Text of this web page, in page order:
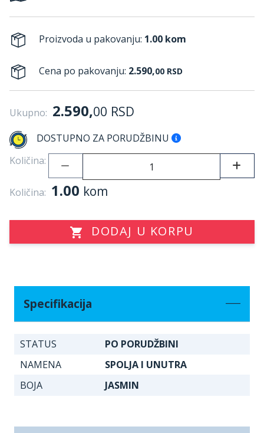
Proizvoda u pakovanju: 1.00 kom
Cena po pakovanju: 2.590,00 RSD
Ukupno: 2.590,00 RSD
DOSTUPNO ZA PORUDŽBINU
Količina:
Količina: 1.00 kom
DODAJ U KORPU
Specifikacija
STATUS
PO PORUDŽBINI
NAMENA
SPOLJA I UNUTRA
BOJA
JASMIN